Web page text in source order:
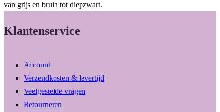
van grijs en bruin tot diepzwart.
Klantenservice
Account
Verzendkosten & levertijd
Veelgestelde vragen
Retourneren